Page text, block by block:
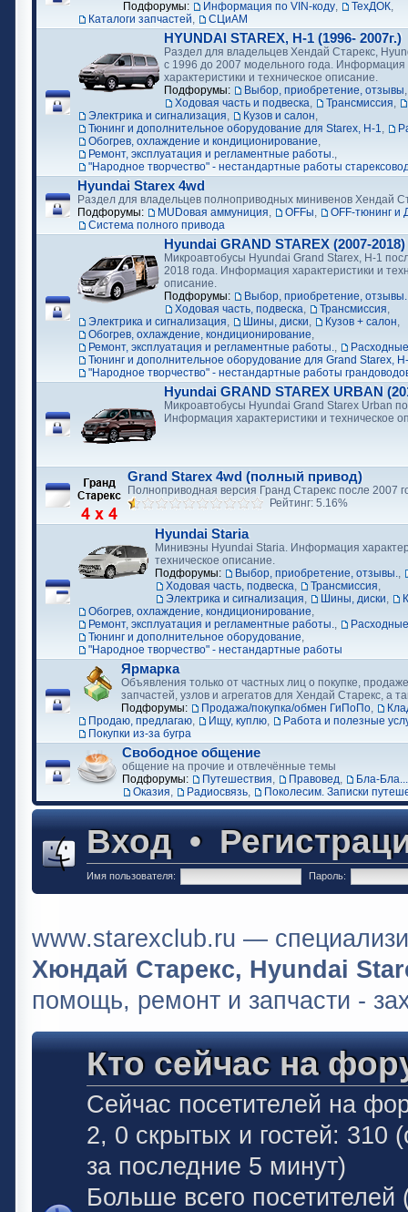
Подфорумы:
Информация по VIN-коду, ТехДОК,
Каталоги запчастей, СЦиАМ
HYUNDAI STAREX, H-1 (1996- 2007г.)
Раздел для владельцев Хендай Старекс,
с 1996 до 2007 модельного года. Информация
характеристики и техническое описание.
Подфорумы:
Выбор, приобретение, отзывы
Ходовая часть и подвеска, Трансмиссия,
Электрика и сигнализация, Кузов и салон,
Тюнинг и дополнительное оборудование для Starex, H-1,
Обогрев, охлаждение и кондиционирование,
Ремонт, эксплуатация и регламентные работы.,
"Народное творчество" - нестандартные работы
Hyundai Starex 4wd
Раздел для владельцев полноприводных минивенов Хендай
Подфорумы:
MUDовая аммуниция, OFFы,
OFF-тюнинг и
Cистема полного привода
Hyundai GRAND STAREX (2007-2018)
Микроавтобусы Hyundai Grand Starex, H-1
2018 года. Информация характеристики и
описание.
Подфорумы:
Выбор, приобретение, отзывы.
Ходовая часть, подвеска, Трансмиссия,
Электрика и сигнализация, Шины, диски, Кузов + салон,
Обогрев, охлаждение, кондиционирование,
Ремонт, эксплуатация и регламентные работы.,
Тюнинг и дополнительное оборудование для Grand Starex,
"Народное творчество" - нестандартные работы
Hyundai GRAND STAREX URBAN
Микроавтобусы Hyundai Grand Starex Urban
Информация характеристики и техническое
Grand Starex 4wd (полный привод)
Полноприводная версия Гранд Старекс после 2007
Рейтинг: 5.16%
Hyundai Staria
Минивэны Hyundai Staria. Информация
техническое описание.
Подфорумы:
Выбор, приобретение, отзывы.,
Ходовая часть, подвеска, Трансмиссия,
Электрика и сигнализация, Шины, диски,
Обогрев, охлаждение, кондиционирование,
Ремонт, эксплуатация и регламентные работы.,
Тюнинг и дополнительное оборудование,
"Народное творчество" - нестандартные работы
Ярмарка
Объявления только от частных лиц о покупке,
запчастей, узлов и агрегатов для Хендай Старекс, а
Подфорумы:
Продажа/покупка/обмен ГиПоПо,
Продаю, предлагаю, Ищу, куплю,
Работа и полезные
Покупки из-за бугра
Свободное общение
общение на прочие и отвлечённые темы
Подфорумы:
Путешествия, Правовед,
Бла-Бла...
Оказия, Радиосвязь, Поколесим. Записки
Вход•
Имя пользователя: Пароль:
www.starexclub.ru —
Хюндай Старекс, Hyundai
помощь, ремонт и запчасти -
Кто сейчас на
Сейчас посетителей на
2, 0 скрытых и гостей: 310
за последние 5 минут)
Больше всего посетителей